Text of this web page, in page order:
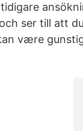
ser till att
være